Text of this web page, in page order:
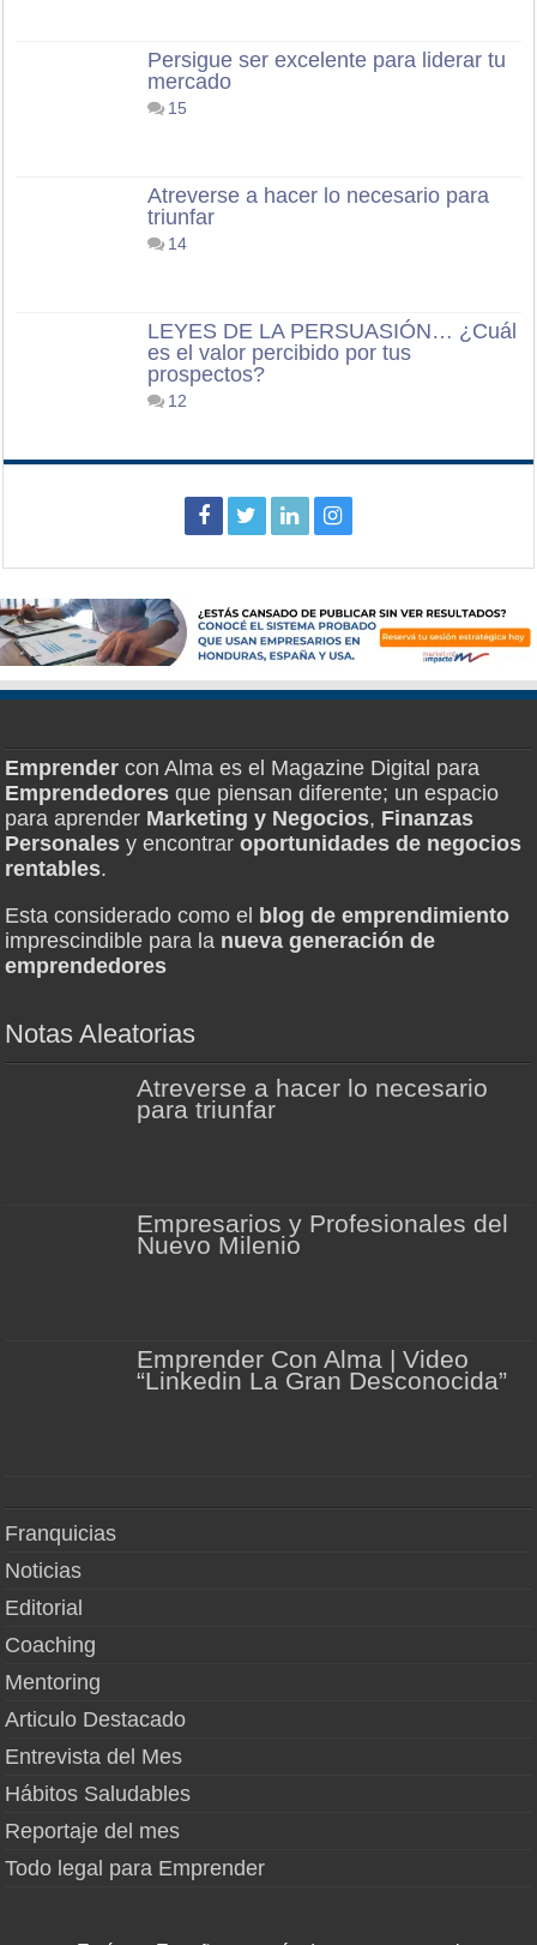
Persigue ser excelente para liderar tu
mercado
15
Atreverse a hacer lo necesario para
triunfar
14
LEYES DE LA PERSUASIÓN… ¿Cuál
es el valor percibido por tus
prospectos?
12
Emprender con Alma es el Magazine Digital para
Emprendedores que piensan diferente; un espacio
para aprender Marketing y Negocios, Finanzas
Personales y encontraroportunidades de negocios
rentables.
Esta considerado como el blog de emprendimiento
imprescindible para la nueva generación de
emprendedores
Notas Aleatorias
Atreverse a hacer lo necesario
para triunfar
Empresarios y Profesionales del
Nuevo Milenio
Emprender Con Alma | Video
“Linkedin La Gran Desconocida”
Franquicias
Noticias
Editorial
Coaching
Mentoring
Articulo Destacado
Entrevista del Mes
Hábitos Saludables
Reportaje del mes
Todo legal para Emprender